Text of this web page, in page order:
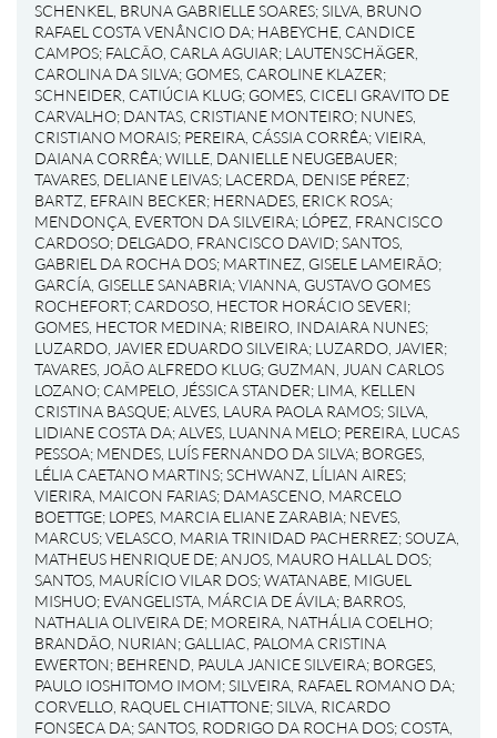
SCHENKEL, BRUNA GABRIELLE SOARES;SILVA, BRUNO
RAFAEL COSTA VENÂNCIO DA; HABEYCHE, CANDICE
CAMPOS; FALCÃO, CARLA AGUIAR; LAUTENSCHÄGER,
CAROLINA DA SILVA; GOMES, CAROLINE KLAZER;
SCHNEIDER, CATIÚCIA KLUG; GOMES, CICELI GRAVITO DE
CARVALHO; DANTAS, CRISTIANE MONTEIRO; NUNES,
CRISTIANO MORAIS; PEREIRA, CÁSSIA CORRÊA;VIEIRA,
DAIANA CORRÊA;WILLE, DANIELLE NEUGEBAUER;
TAVARES, DELIANE LEIVAS; LACERDA, DENISE PÉREZ;
BARTZ, EFRAIN BECKER; HERNADES, ERICK ROSA;
MENDONÇA, EVERTON DA SILVEIRA; LÓPEZ, FRANCISCO
CARDOSO; DELGADO, FRANCISCO DAVID;SANTOS,
GABRIEL DA ROCHA DOS; MARTINEZ, GISELE LAMEIRÃO;
GARCÍA, GISELLE SANABRIA;VIANNA, GUSTAVO GOMES
ROCHEFORT; CARDOSO, HECTOR HORÁCIO SEVERI;
GOMES, HECTOR MEDINA; RIBEIRO, INDAIARA NUNES;
LUZARDO, JAVIER EDUARDO SILVEIRA; LUZARDO, JAVIER;
TAVARES, JOÃO ALFREDO KLUG; GUZMAN, JUAN CARLOS
LOZANO; CAMPELO, JÉSSICA STANDER; LIMA, KELLEN
CRISTINA BASQUE;ALVES, LAURA PAOLA RAMOS;SILVA,
LIDIANE COSTA DA;ALVES, LUANNA MELO; PEREIRA, LUCAS
PESSOA; MENDES, LUÍS FERNANDO DA SILVA; BORGES,
LÉLIA CAETANO MARTINS;SCHWANZ, LÍLIAN AIRES;
VIERIRA, MAICON FARIAS; DAMASCENO, MARCELO
BOETTGE; LOPES, MARCIA ELIANE ZARABIA; NEVES,
MARCUS;VELASCO, MARIA TRINIDAD PACHERREZ;SOUZA,
MATHEUS HENRIQUE DE;ANJOS, MAURO HALLAL DOS;
SANTOS, MAURÍCIO VILAR DOS;WATANABE, MIGUEL
MISHUO; EVANGELISTA, MÁRCIA DE ÁVILA; BARROS,
NATHALIA OLIVEIRA DE; MOREIRA, NATHÁLIA COELHO;
BRANDÃO, NURIAN; GALLIAC, PALOMA CRISTINA
EWERTON; BEHREND, PAULA JANICE SILVEIRA; BORGES,
PAULO IOSHITOMO IMOM;SILVEIRA, RAFAEL ROMANO DA;
CORVELLO, RAQUEL CHIATTONE;SILVA, RICARDO
FONSECA DA;SANTOS, RODRIGO DA ROCHA DOS; COSTA,